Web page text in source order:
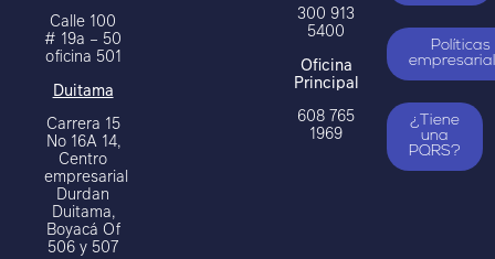
Calle 100
# 19a – 50
oficina 501
Duitama
Carrera 15
No 16A 14,
Centro
empresarial
Durdan
Duitama,
Boyacá Of
506 y 507
300 913
5400
Oficina
Principal
608 765
1969
Políticas
¿Tiene
una
PQRS?